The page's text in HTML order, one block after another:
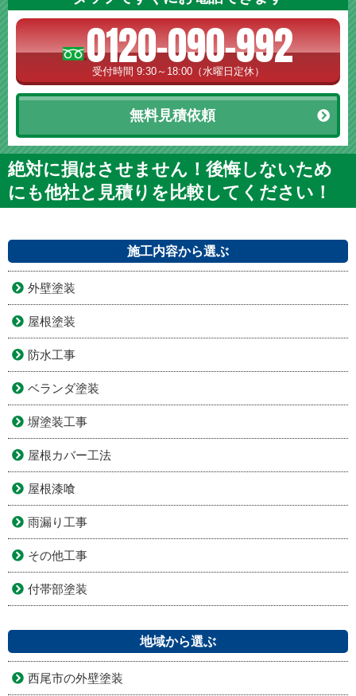
0120-090-992
受付時間 9:30～18:00（水曜日定休）
無料見積依頼
絶対に損はさせません！後悔しないため
にも他社と見積りを比較してください！
施工内容から選ぶ
外壁塗装
屋根塗装
防水工事
ベランダ塗装
塀塗装工事
屋根カバー工法
屋根漆喰
雨漏り工事
その他工事
付帯部塗装
地域から選ぶ
西尾市の外壁塗装